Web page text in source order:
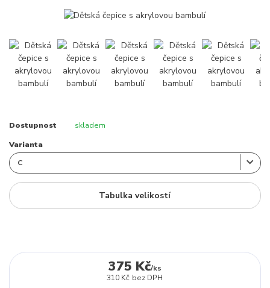
Dostupnost skladem
Varianta
Tabulka velikostí
375 Kč/ks
310 Kč bez DPH